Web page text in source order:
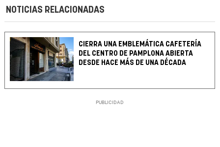
NOTICIAS RELACIONADAS
CIERRA UNA EMBLEMÁTICA CAFETERÍA
DEL CENTRO DE PAMPLONA ABIERTA
DESDE HACE MÁS DE UNA DÉCADA